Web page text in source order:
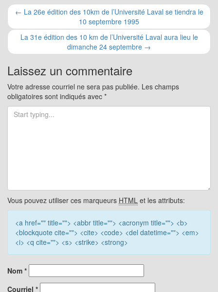
Navigation
pour
les
articles
← La 26e édition des 10km de l’Université Laval se tiendra le
10 septembre 1995
La 31e édition des 10 km de l’Université Laval aura lieu le
dimanche 24 septembre →
Laissez un commentaire
Votre adresse courriel ne sera pas publiée. Les champs
obligatoires sont indiqués avec *
Vous pouvez utiliser ces marqueurs HTML et les attributs:
<a href="" title=""> <abbr title=""> <acronym title=""> <b>
<blockquote cite=""> <cite> <code> <del datetime=""> <em>
<i> <q cite=""> <s> <strike> <strong>
Nom *
Courriel *